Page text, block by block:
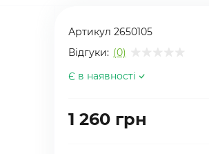
Артикул 2650105
Відгуки: (0)
Є в наявності
1 260 грн